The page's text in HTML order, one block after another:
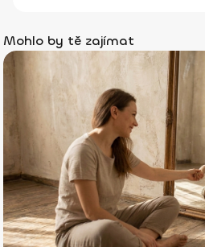
Mohlo by tě zajímat